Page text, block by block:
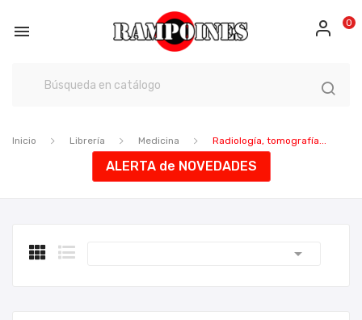
 0
Inicio Librería Medicina Radiología, tomografía...
ALERTA de NOVEDADES
